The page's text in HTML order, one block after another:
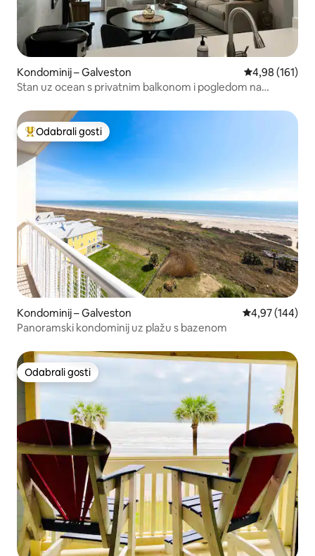
Kondominij – Galveston Prosječna
4,98 (161)
Stan uz ocean s privatnim balkonom i pogledom na
Među najviše rangiranima s oznakom „Odabrali gosti”
Odabrali gosti
Kondominij – Galveston Prosječna
4,97 (144)
Panoramski kondominij uz plažu s bazenom
Odabrali gosti
Odabrali gosti